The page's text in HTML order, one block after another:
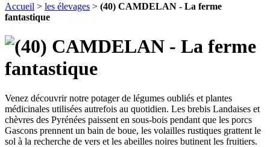
Accueil > les élevages > (40) CAMDELAN - La ferme
fantastique
Venez découvrir notre potager de légumes oubliés et plantes
médicinales utilisées autrefois au quotidien. Les brebis Landaises et
chèvres des Pyrénées paissent en sous-bois pendant que les porcs
Gascons prennent un bain de boue, les volailles rustiques grattent le
sol à la recherche de vers et les abeilles noires butinent les fruitiers.